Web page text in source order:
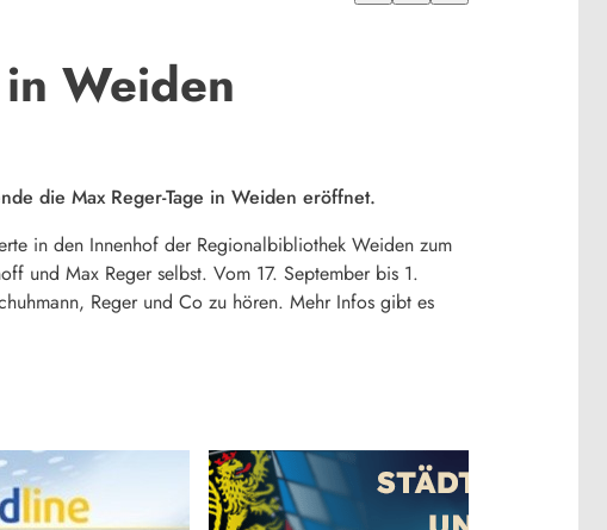
Weiden
die Max Reger-Tage in Weiden eröffnet.
in den Innenhof der Regionalbibliothek Weiden zum
und Max Reger selbst. Vom 17. September bis 1.
Reger und Co zu hören. Mehr Infos gibt es